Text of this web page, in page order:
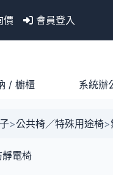
價 會員登入
/ 櫥櫃 系統辦
>公共椅／特殊用途椅>
電椅